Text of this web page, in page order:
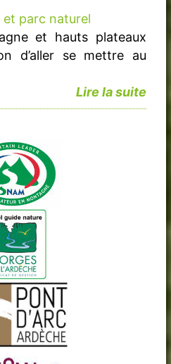
parc naturel
et hauts plateaux
d’aller se mettre au
Lire la suite